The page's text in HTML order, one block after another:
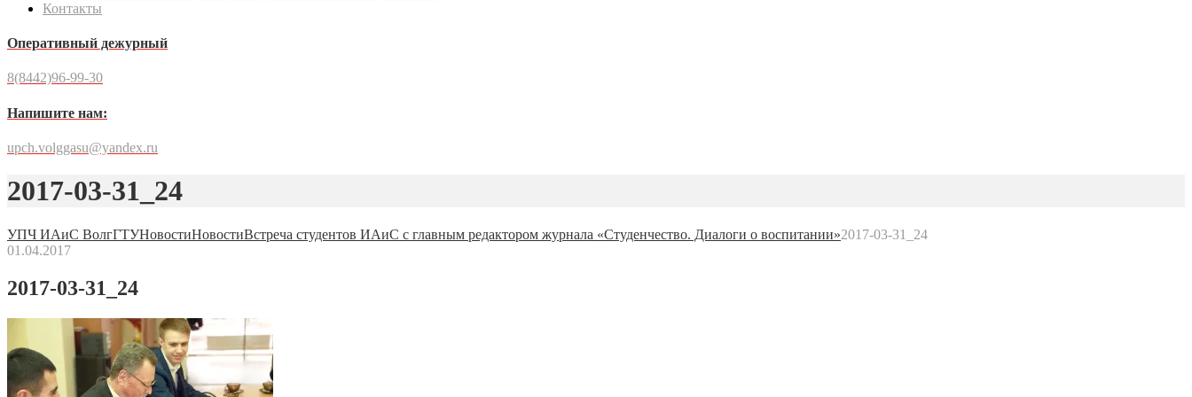
Контакты
Оперативный дежурный
8(8442)96-99-30
Напишите нам:
upch.volggasu@yandex.ru
2017-03-31_24
УПЧ ИАиС ВолгГТУНовостиНовостиВстреча студентов ИАиС с главным редактором журнала «Студенчество. Диалоги о воспитании»2017-03-31_24
01.04.2017
2017-03-31_24